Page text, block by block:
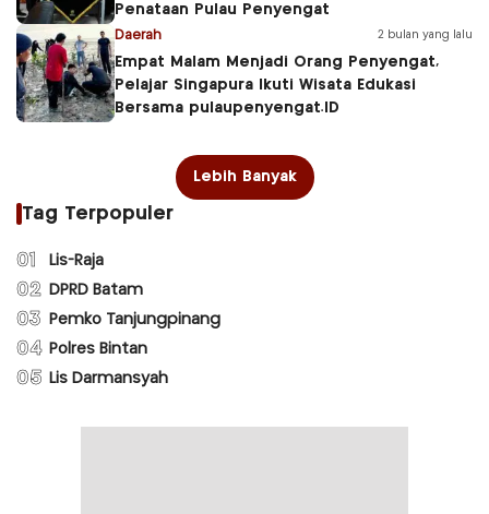
Penataan Pulau Penyengat
Daerah 2 bulan yang lalu
Empat Malam Menjadi Orang Penyengat,
Pelajar Singapura Ikuti Wisata Edukasi
Bersama pulaupenyengat.ID
Lebih Banyak
Tag Terpopuler
01 Lis-Raja
02 DPRD Batam
03 Pemko Tanjungpinang
04 Polres Bintan
05 Lis Darmansyah